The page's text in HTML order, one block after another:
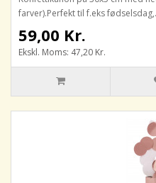
farver).Perfekt til f.eks
59,00 Kr.
Ekskl. Moms: 47,20 Kr.